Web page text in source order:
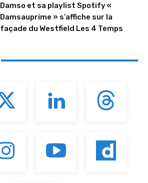
Damso et sa playlist Spotify «
Damsauprime » s’affiche sur la
façade du Westfield Les 4 Temps